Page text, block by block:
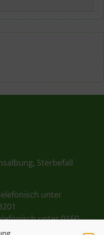
Sterbefall
unter
unter 0160